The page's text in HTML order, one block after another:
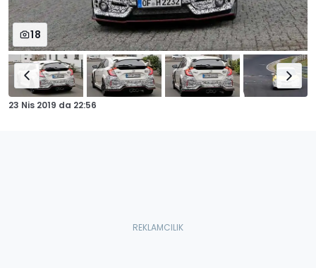
18
23 Nis 2019 da 22:56